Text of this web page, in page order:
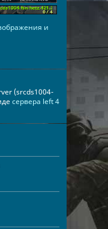
и
(srcds1004-
сервера left 4